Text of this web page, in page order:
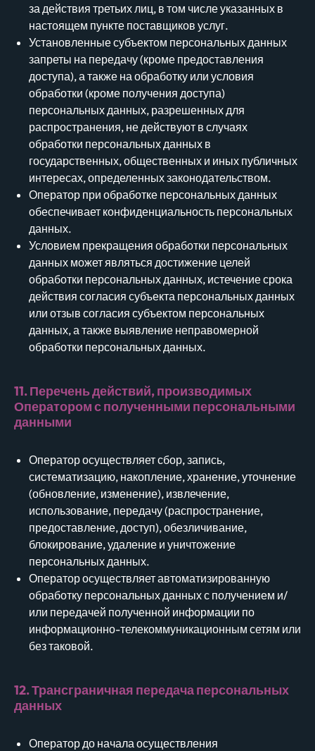
за действия третьих лиц, в том числе указанных в
настоящем пункте поставщиков услуг.
Установленные субъектом персональных данных
запреты на передачу (кроме предоставления
доступа), а также на обработку или условия
обработки (кроме получения доступа)
персональных данных, разрешенных для
распространения, не действуют в случаях
обработки персональных данных в
государственных, общественных и иных публичных
интересах, определенных законодательством.
Оператор при обработке персональных данных
обеспечивает конфиденциальность персональных
данных.
Условием прекращения обработки персональных
данных может являться достижение целей
обработки персональных данных, истечение срока
действия согласия субъекта персональных данных
или отзыв согласия субъектом персональных
данных, а также выявление неправомерной
обработки персональных данных.
11. Перечень действий, производимых
Оператором с полученными персональными
данными
Оператор осуществляет сбор, запись,
систематизацию, накопление, хранение, уточнение
(обновление, изменение), извлечение,
использование, передачу (распространение,
предоставление, доступ), обезличивание,
блокирование, удаление и уничтожение
персональных данных.
Оператор осуществляет автоматизированную
обработку персональных данных с получением и/
или передачей полученной информации по
информационно-телекоммуникационным сетям или
без таковой.
12. Трансграничная передача персональных
данных
Оператор до начала осуществления